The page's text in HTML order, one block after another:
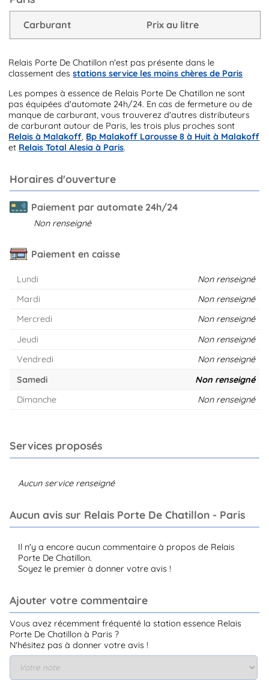
Carburant Prix au litre
Relais Porte De Chatillon n'est pas présente dans le
classement desstations service les moins chères de Paris
Les pompes à essence de Relais Porte De Chatillon ne sont
pas équipées d'automate 24h/24. En cas de fermeture ou de
manque de carburant, vous trouverez d'autres distributeurs
de carburant autour de Paris, les trois plus proches sont
Relais à Malakoff Bp Malakoff Larousse 8 à Huit à Malakoff
et Relais Total Alesia à Paris.
Horaires d'ouverture
Paiement par automate 24h/24
Non renseigné
Paiement en caisse
Lundi
Non renseigné
Mardi
Non renseigné
Mercredi
Non renseigné
Jeudi
Non renseigné
Vendredi
Non renseigné
Samedi
Non renseigné
Dimanche
Non renseigné
Services proposés
Aucun service renseigné
Aucun avis sur Relais Porte De Chatillon - Paris
Il n'y a encore aucun commentaire à propos de Relais
Porte De Chatillon.
Soyez le premier à donner votre avis !
Ajouter votre commentaire
Vous avez récemment fréquenté la station essence Relais
Porte De Chatillon à Paris ?
N'hésitez pas à donner votre avis !